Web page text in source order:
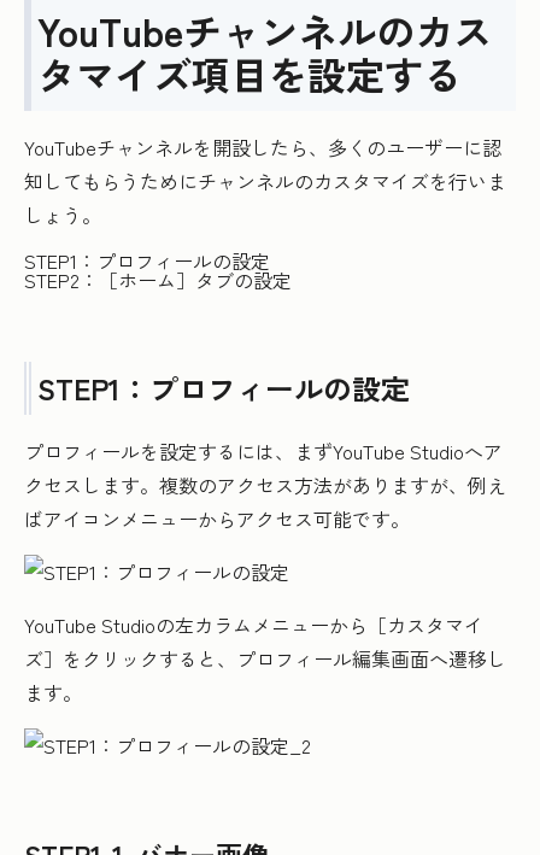
YouTubeチャンネルのカス
タマイズ項目を設定する
YouTubeチャンネルを開設したら、多くのユーザーに認
知してもらうためにチャンネルのカスタマイズを行いま
しょう。
STEP1：プロフィールの設定
STEP2：［ホーム］タブの設定
STEP1：プロフィールの設定
プロフィールを設定するには、まずYouTube Studioへア
クセスします。複数のアクセス方法がありますが、例え
ばアイコンメニューからアクセス可能です。
YouTube Studioの左カラムメニューから［カスタマイ
ズ］をクリックすると、プロフィール編集画面へ遷移し
ます。